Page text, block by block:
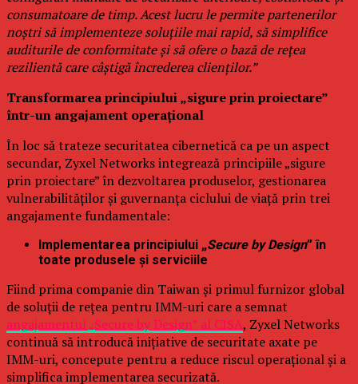
consumatoare de timp. Acest lucru le permite partenerilor
noștri să implementeze soluțiile mai rapid, să simplifice
auditurile de conformitate și să ofere o bază de rețea
rezilientă care câștigă încrederea clienților.”
Transformarea principiului „sigure prin proiectare”
într-un angajament operațional
În loc să trateze securitatea cibernetică ca pe un aspect
secundar, Zyxel Networks integrează principiile „sigure
prin proiectare” în dezvoltarea produselor, gestionarea
vulnerabilităților și guvernanța ciclului de viață prin trei
angajamente fundamentale:
Implementarea principiului „Secure by Design” în
toate produsele și serviciile
Fiind prima companie din Taiwan și primul furnizor global
de soluții de rețea pentru IMM-uri care a semnat
angajamentul „Secure by Design” al CISA, Zyxel Networks
continuă să introducă inițiative de securitate axate pe
IMM-uri, concepute pentru a reduce riscul operațional și a
simplifica implementarea securizată.